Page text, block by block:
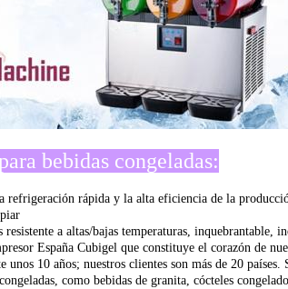
bebidas congeladas:
refrigeración rápida y la alta eficiencia de la
a altas/bajas temperaturas, inquebrantable,
España Cubigel que constituye el corazón de
unos 10 años; nuestros clientes son más de 20
como bebidas de granita, cócteles